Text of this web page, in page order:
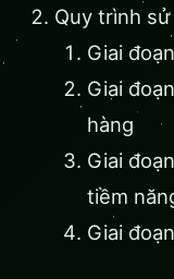
Quy trình
Giai
Giai
hàng
Giai
tiềm
Giai